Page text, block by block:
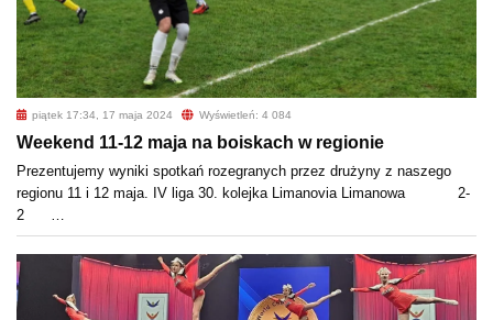
piątek 17:34, 17 maja 2024 Wyświetleń: 4 084
Weekend 11-12 maja na boiskach w regionie
Prezentujemy wyniki spotkań rozegranych przez drużyny z naszego
regionu 11 i 12 maja. IV liga 30. kolejka Limanovia Limanowa 2-
2 …